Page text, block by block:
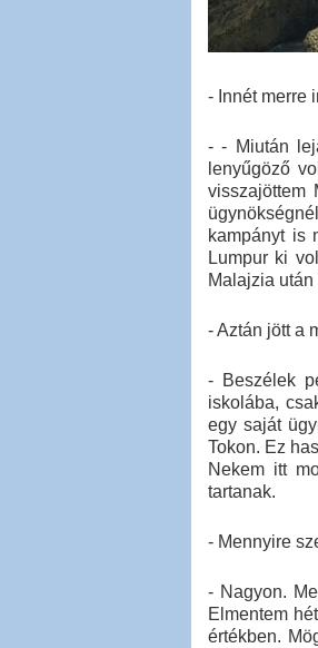
- Innét merre
- - Miután
lenyűgöző
visszajöttem
kampányt is
Lumpur ki
Malajzia
- Aztán jött a
- Beszélek
iskolába,
egy saját
Tokon. Ez
Nekem itt
tartanak.
- Mennyire
- Nagyon.
Elmentem
értékben.